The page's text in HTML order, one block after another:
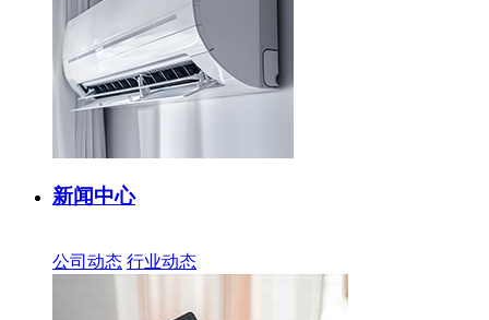
新闻中心
公司动态 行业动态